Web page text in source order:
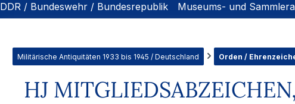
DDR / Bundeswehr / Bundesrepublik
Museums- und
Militärische Antiquitäten 1933 bis 1945 / Deutschland Orden /
HJ